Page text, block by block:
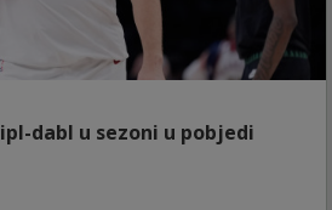
dabl u sezoni u pobjedi